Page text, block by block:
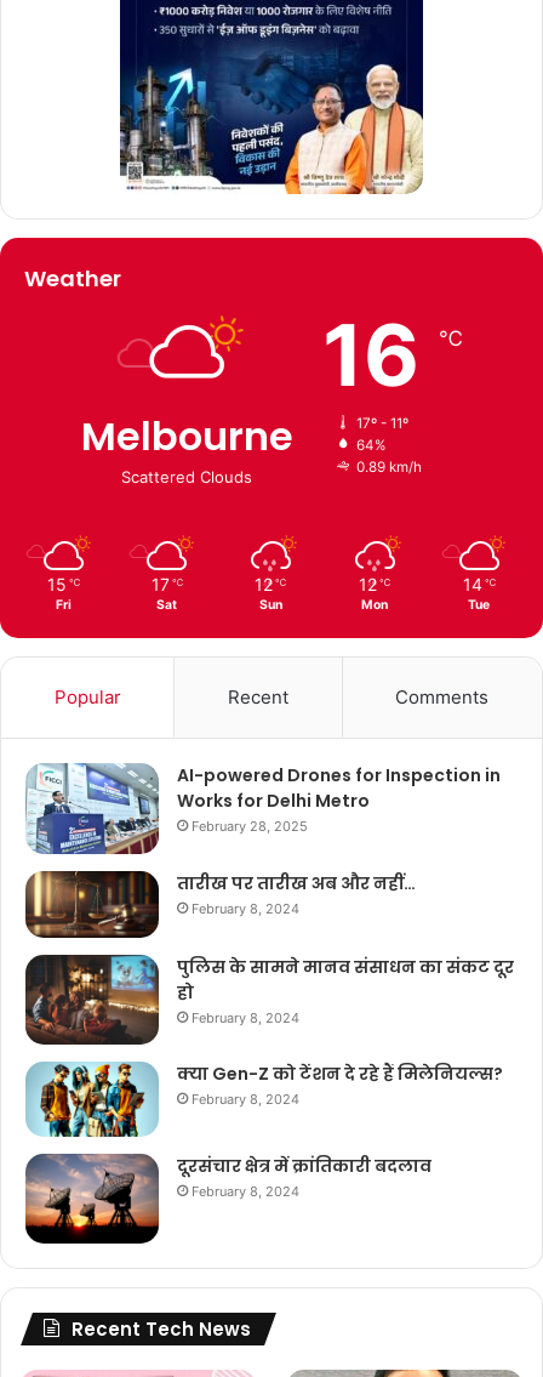
Weather
Melbourne
Scattered Clouds
16 ℃
17º - 11º
64%
0.89 km/h
15 ℃
Fri
17 ℃
Sat
12 ℃
Sun
12 ℃
Mon
14 ℃
Tue
Popular Recent Comments
AI-powered Drones for Inspection in
Works for Delhi Metro
February 28, 2025
तारीख पर तारीख अब और नहीं…
February 8, 2024
पुलिस के सामने मानव संसाधन का संकट दूर
हो
February 8, 2024
क्या Gen-Z को टेंशन दे रहे हैं मिलेनियल्स?
February 8, 2024
दूरसंचार क्षेत्र में क्रांतिकारी बदलाव
February 8, 2024
Recent Tech News